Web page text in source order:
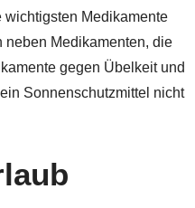
wichtigsten Medikamente
neben Medikamenten, die
gegen Übelkeit und
Sonnenschutzmittel nicht